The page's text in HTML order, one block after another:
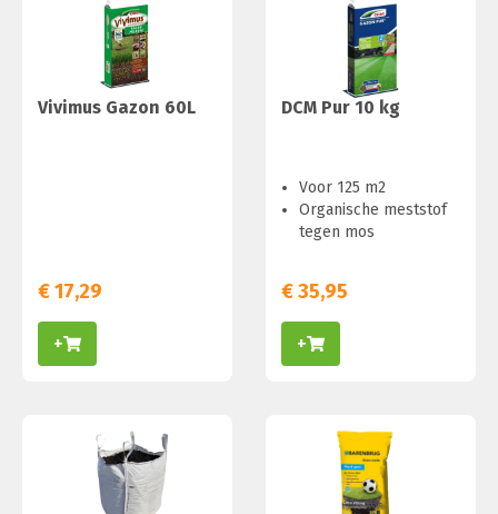
Vivimus Gazon 60L
€17,29
+
DCM Pur 10 kg
Voor 125 m2
Organische meststof
tegen mos
€35,95
+